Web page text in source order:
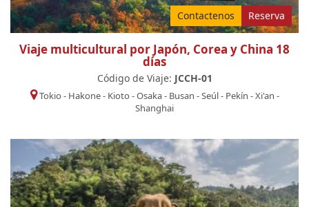
Contactenos Reserva
Viaje multicultural por Japón, Corea y China 18
días
Código de Viaje: JCCH-01
Tokio - Hakone- Kioto -Osaka- Busan -Seúl- Pekín -Xi'an -
Shanghai